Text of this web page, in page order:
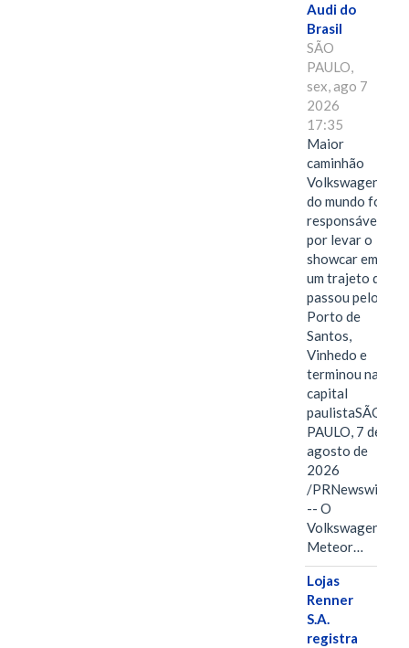
Audi do
Brasil
SÃO
PAULO,
sex, ago 7
2026
17:35
Maior
caminhão
Volkswagen
do mundo foi
responsável
por levar o
showcar em
um trajeto que
passou pelo
Porto de
Santos,
Vinhedo e
terminou na
capital
paulistaSÃO
PAULO, 7 de
agosto de
2026
/PRNewswire/
-- O
Volkswagen
Meteor…
Lojas
Renner
S.A.
registra